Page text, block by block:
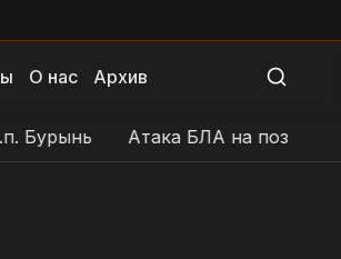
О нас Архив
Атака БЛА на позиции ВСУ